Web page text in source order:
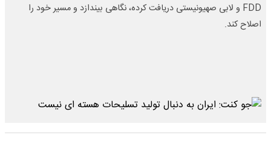
FDD و لابی صهیونیستی دریافت کرده، نگاهی بیندازد و مسیر خود را
اصلاح کند.